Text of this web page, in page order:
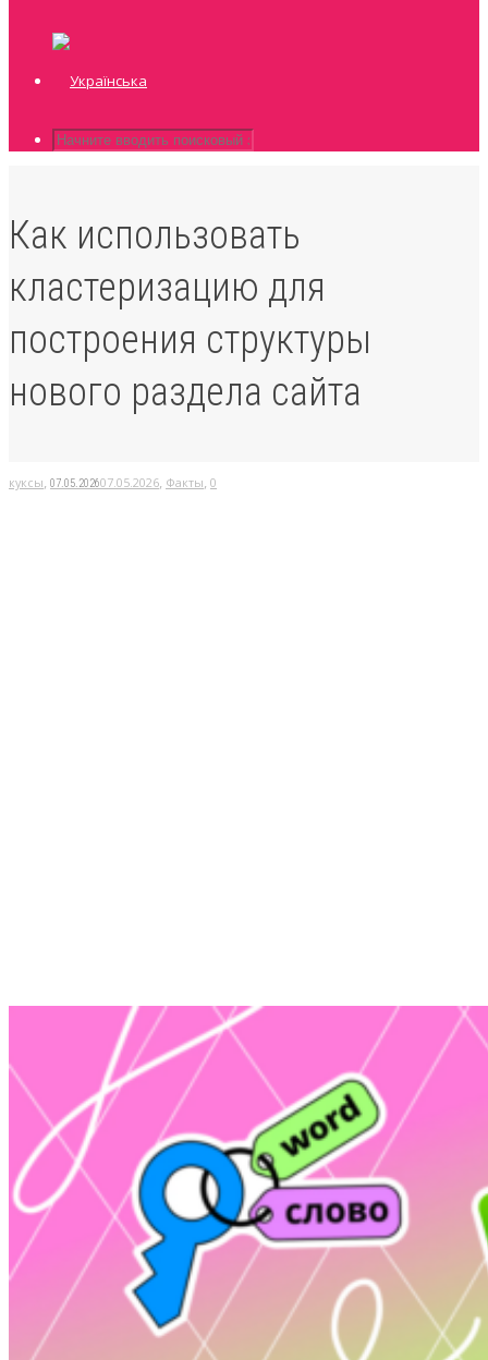
Как использовать
кластеризацию для
построения структуры
нового раздела сайта
куксы, 07.05.202607.05.2026, Факты, 0